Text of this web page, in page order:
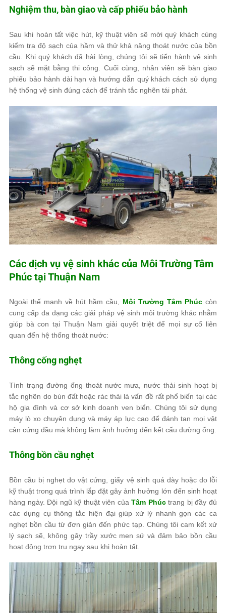
Nghiệm thu, bàn giao và cấp phiếu bảo hành
Sau khi hoàn tất việc hút, kỹ thuật viên sẽ mời quý khách cùng
kiểm tra độ sạch của hầm và thử khả năng thoát nước của bồn
cầu. Khi quý khách đã hài lòng, chúng tôi sẽ tiến hành vệ sinh
sạch sẽ mặt bằng thi công. Cuối cùng, nhân viên sẽ bàn giao
phiếu bảo hành dài hạn và hướng dẫn quý khách cách sử dụng
hệ thống vệ sinh đúng cách để tránh tắc nghẽn tái phát.
Các dịch vụ vệ sinh khác của Môi Trường Tâm
Phúc tại Thuận Nam
Ngoài thế mạnh về hút hầm cầu, Môi Trường Tâm Phúc còn
cung cấp đa dạng các giải pháp vệ sinh môi trường khác nhằm
giúp bà con tại Thuận Nam giải quyết triệt để mọi sự cố liên
quan đến hệ thống thoát nước:
Thông cống nghẹt
Tình trạng đường ống thoát nước mưa, nước thải sinh hoạt bị
tắc nghẽn do bùn đất hoặc rác thải là vấn đề rất phổ biến tại các
hộ gia đình và cơ sở kinh doanh ven biển. Chúng tôi sử dụng
máy lò xo chuyên dụng và máy áp lực cao để đánh tan mọi vật
cản cứng đầu mà không làm ảnh hưởng đến kết cấu đường ống.
Thông bồn cầu nghẹt
Bồn cầu bị nghẹt do vật cứng, giấy vệ sinh quá dày hoặc do lỗi
kỹ thuật trong quá trình lắp đặt gây ảnh hưởng lớn đến sinh hoạt
hàng ngày. Đội ngũ kỹ thuật viên củaTâm Phúctrang bị đầy đủ
các dụng cụ thông tắc hiện đại giúp xử lý nhanh gọn các ca
nghẹt bồn cầu từ đơn giản đến phức tạp. Chúng tôi cam kết xử
lý sạch sẽ, không gây trầy xước men sứ và đảm bảo bồn cầu
hoạt động trơn tru ngay sau khi hoàn tất.